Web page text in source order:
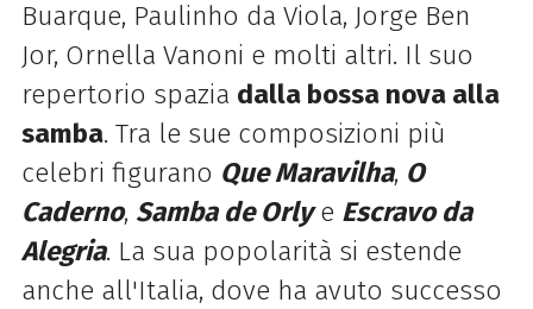
Buarque, Paulinho da Viola, Jorge Ben
Jor, Ornella Vanoni e molti altri. Il suo
repertorio spazia dalla bossa nova alla
samba. Tra le sue composizioni più
celebri figurano Que Maravilha, O
Caderno, Samba de Orlye Escravo da
Alegria. La sua popolarità si estende
anche all'Italia, dove ha avuto successo